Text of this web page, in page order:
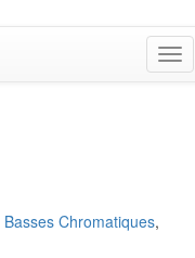
Basses Chromatiques,